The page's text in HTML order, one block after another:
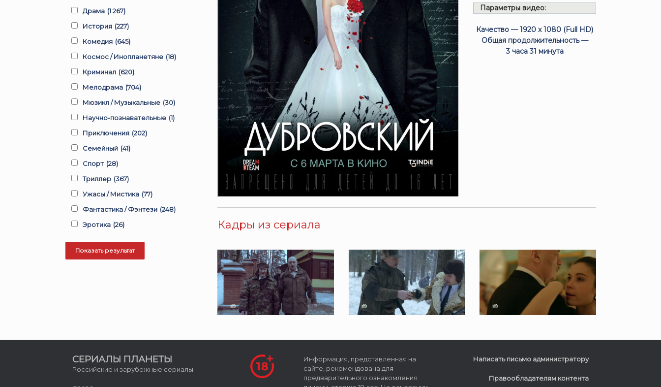
Параметры видео:
Качество — 1920 x 1080 (Full HD)
Общая продолжительность —
3 часа 31 минута
Кадры из сериала
Драма (1 267)
История (227)
Комедия (645)
Космос / Инопланетяне (18)
Криминал (620)
Мелодрама (704)
Мюзикл / Музыкальные (30)
Научно-познавательные (1)
Приключения (202)
Семейный (41)
Спорт (28)
Триллер (367)
Ужасы / Мистика (77)
Фантастика / Фэнтези (248)
Эротика (26)
СЕРИАЛЫ ПЛАНЕТЫ
Российские и зарубежные сериалы
Информация, представленная на
сайте, рекомендована для
предварительного ознакомления
Написать письмо администратору
Правообладателям контента